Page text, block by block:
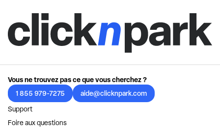
Vous ne trouvez pas ce que vous cherchez ?
1 855 979-7275
aide@clicknpark.com
Support
Foire aux questions